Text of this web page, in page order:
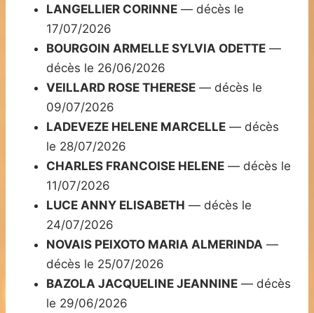
LANGELLIER CORINNE — décès le
17/07/2026
BOURGOIN ARMELLE SYLVIA ODETTE —
décès le 26/06/2026
VEILLARD ROSE THERESE — décès le
09/07/2026
LADEVEZE HELENE MARCELLE — décès
le 28/07/2026
CHARLES FRANCOISE HELENE — décès le
11/07/2026
LUCE ANNY ELISABETH — décès le
24/07/2026
NOVAIS PEIXOTO MARIA ALMERINDA —
décès le 25/07/2026
BAZOLA JACQUELINE JEANNINE — décès
le 29/06/2026